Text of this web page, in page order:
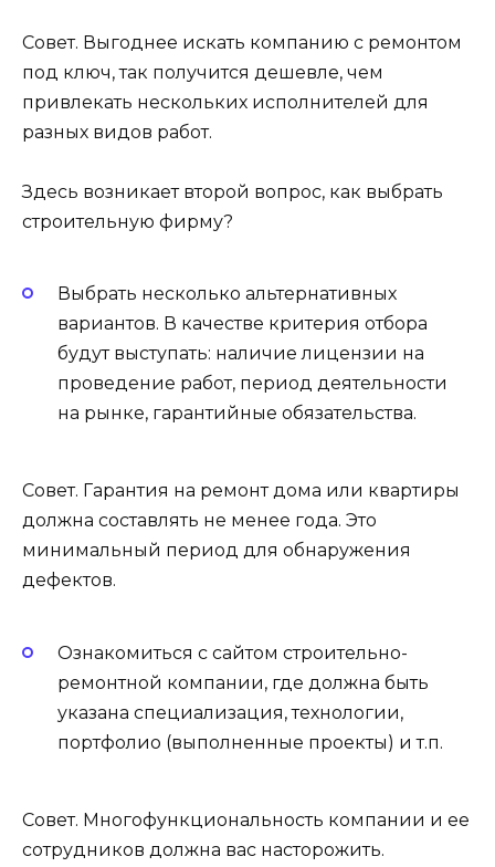
Совет. Выгоднее искать компанию с ремонтом
под ключ, так получится дешевле, чем
привлекать нескольких исполнителей для
разных видов работ.
Здесь возникает второй вопрос, как выбрать
строительную фирму?
Выбрать несколько альтернативных
вариантов. В качестве критерия отбора
будут выступать: наличие лицензии на
проведение работ, период деятельности
на рынке, гарантийные обязательства.
Совет. Гарантия на ремонт дома или квартиры
должна составлять не менее года. Это
минимальный период для обнаружения
дефектов.
Ознакомиться с сайтом строительно-
ремонтной компании, где должна быть
указана специализация, технологии,
портфолио (выполненные проекты) и т.п.
Совет. Многофункциональность компании и ее
сотрудников должна вас насторожить.